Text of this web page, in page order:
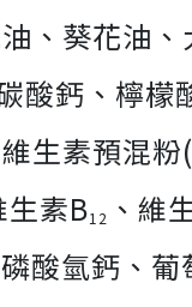
、葵花油
酸鈣、檸
生素預混
生素B12 、維
酸氫鈣、